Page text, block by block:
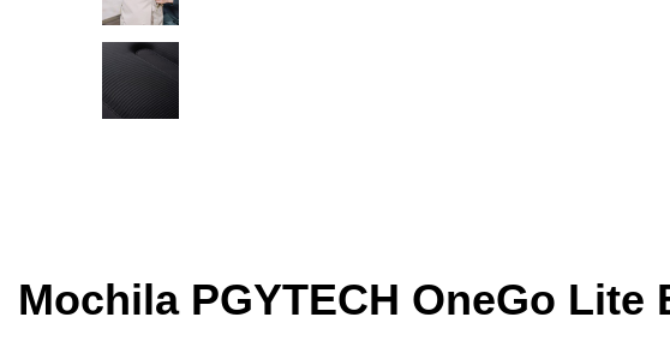
Mochila PGYTECH OneGo